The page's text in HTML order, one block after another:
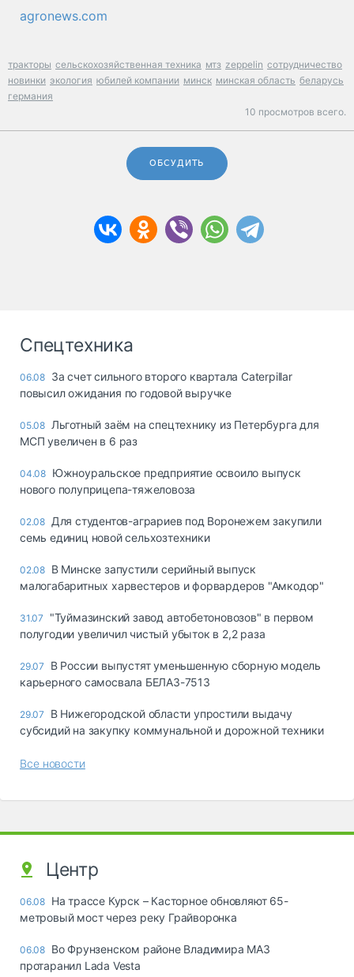
agronews.com
тракторы сельскохозяйственная техника мтз zeppelin сотрудничество
новинки экология юбилей компании минск минская область беларусь
германия
10 просмотров всего.
ОБСУДИТЬ
Спецтехника
06.08 За счет сильного второго квартала Caterpillar
повысил ожидания по годовой выручке
05.08 Льготный заём на спецтехнику из Петербурга для
МСП увеличен в 6 раз
04.08 Южноуральское предприятие освоило выпуск
нового полуприцепа-тяжеловоза
02.08 Для студентов-аграриев под Воронежем закупили
семь единиц новой сельхозтехники
02.08 В Минске запустили серийный выпуск
малогабаритных харвестеров и форвардеров "Амкодор"
31.07
"Туймазинский завод автобетоновозов" в первом
полугодии увеличил чистый убыток в 2,2 раза
29.07
В России выпустят уменьшенную сборную модель
карьерного самосвала БЕЛАЗ-7513
29.07
В Нижегородской области упростили выдачу
субсидий на закупку коммунальной и дорожной техники
Все новости
Центр
06.08 На трассе Курск – Касторное обновляют 65-
метровый мост через реку Грайворонка
06.08 Во Фрунзенском районе Владимира МАЗ
протаранил Lada Vesta